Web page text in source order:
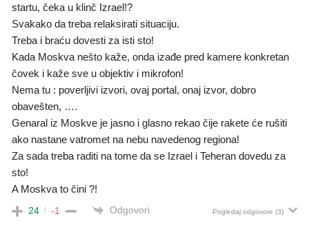
startu, čeka u klinč Izrael!?
Svakako da treba relaksirati situaciju.
Treba i braću dovesti za isti sto!
Kada Moskva nešto kaže, onda izađe pred kamere konkretan
čovek i kaže sve u objektiv i mikrofon!
Nema tu : poverljivi izvori, ovaj portal, onaj izvor, dobro
obavešten, ….
Genaral iz Moskve je jasno i glasno rekao čije rakete će rušiti
ako nastane vatromet na nebu navedenog regiona!
Za sada treba raditi na tome da se Izrael i Teheran dovedu za
sto!
A Moskva to čini ?!
24 -1 Odgovori Pogledaj odgovore (3)